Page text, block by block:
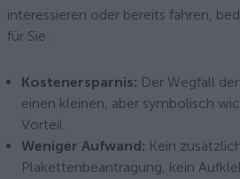
interessieren oder bereits fahren,
für Sie:
Kostenersparnis: Der Wegfall
einen kleinen, aber symbolisch
Vorteil.
Weniger Aufwand: Kein
Plakettenbeantragung, kein